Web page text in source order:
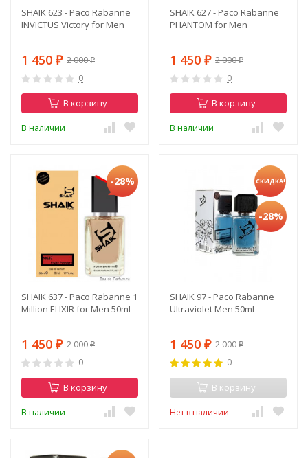
SHAIK 623 - Paco Rabanne
INVICTUS Victory for Men
1 450 ₽ 2 000₽
0
В корзину
В наличии
SHAIK 627 - Paco Rabanne
PHANTOM for Men
1 450 ₽ 2 000₽
0
В корзину
В наличии
-28%
SHAIK 637 - Paco Rabanne 1
Million ELIXIR for Men 50ml
1 450 ₽ 2 000₽
0
В корзину
В наличии
СКИДКА!
-28%
SHAIK 97 - Paco Rabanne
Ultraviolet Men 50ml
1 450 ₽ 2 000₽
0
В корзину
Нет в наличии